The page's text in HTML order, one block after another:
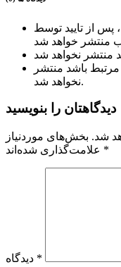
از تایید توسط
مرتبط باشد منتشر
نخواهد شد.
دیدگاهتان را بنویسید
شد. بخش‌های موردنیاز
*
*